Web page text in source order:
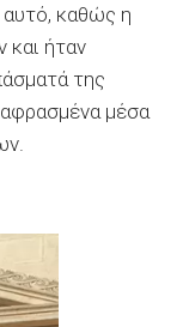
αυτό, καθώς η
και ήταν
της
μέσα